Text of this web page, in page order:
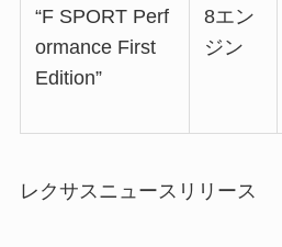
“F SPORT Perf
ormance First
Edition”
8エン
ジン
レクサスニュースリリース